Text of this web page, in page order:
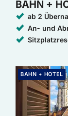
BAHN +
ab 2
An- und
BAHN + HOTEL
Weiter zur